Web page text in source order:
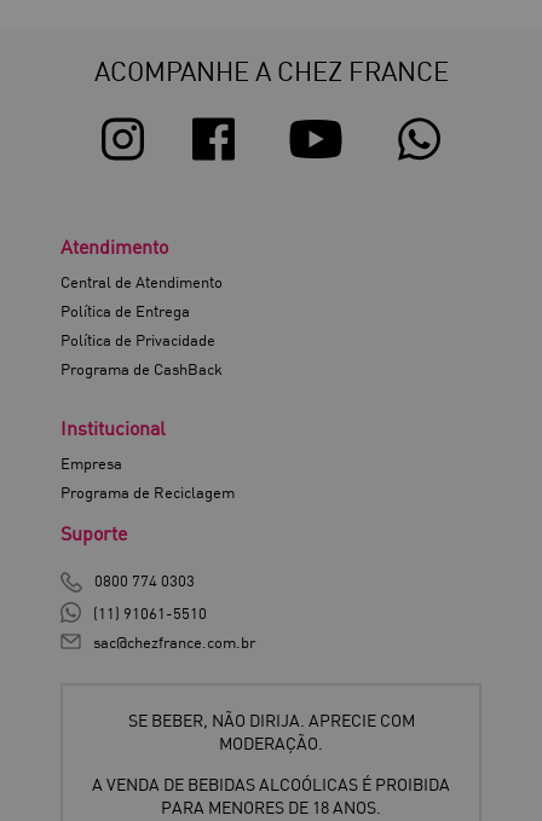
ACOMPANHE A CHEZ FRANCE
Atendimento
Central de Atendimento
Política de Entrega
Política de Privacidade
Programa de CashBack
Institucional
Empresa
Programa de Reciclagem
Suporte
0800 774 0303
(11) 91061-5510
sac@chezfrance.com.br
SE BEBER, NÃO DIRIJA. APRECIE COM
MODERAÇÃO.
A VENDA DE BEBIDAS ALCOÓLICAS É PROIBIDA
PARA MENORES DE 18 ANOS.